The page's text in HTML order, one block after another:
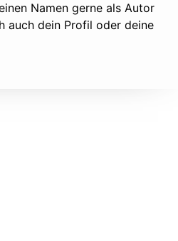
Namen gerne als Autor
auch dein Profil oder deine